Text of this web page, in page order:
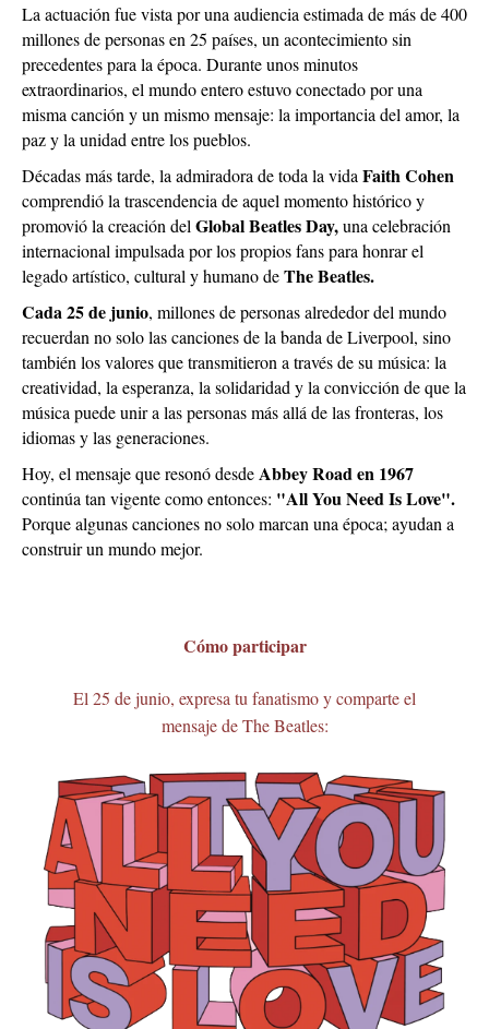
La actuación fue vista por una audiencia estimada de más de 400
millones de personas en 25 países, un acontecimiento sin
precedentes para la época. Durante unos minutos
extraordinarios, el mundo entero estuvo conectado por una
misma canción y un mismo mensaje: la importancia del amor, la
paz y la unidad entre los pueblos.
Décadas más tarde, la admiradora de toda la vida Faith Cohen
comprendió la trascendencia de aquel momento histórico y
promovió la creación del Global Beatles Day,una celebración
internacional impulsada por los propios fans para honrar el
legado artístico, cultural y humano deThe Beatles.
Cada 25 de junio, millones de personas alrededor del mundo
recuerdan no solo las canciones de la banda de Liverpool, sino
también los valores que transmitieron a través de su música: la
creatividad, la esperanza, la solidaridad y la convicción de que la
música puede unir a las personas más allá de las fronteras, los
idiomas y las generaciones.
Hoy, el mensaje que resonó desdeAbbey Road en 1967
continúa tan vigente como entonces: "All You Need Is Love".
Porque algunas canciones no solo marcan una época; ayudan a
construir un mundo mejor.
Cómo participar
El 25 de junio, expresa tu fanatismo y comparte el
mensaje de The Beatles: